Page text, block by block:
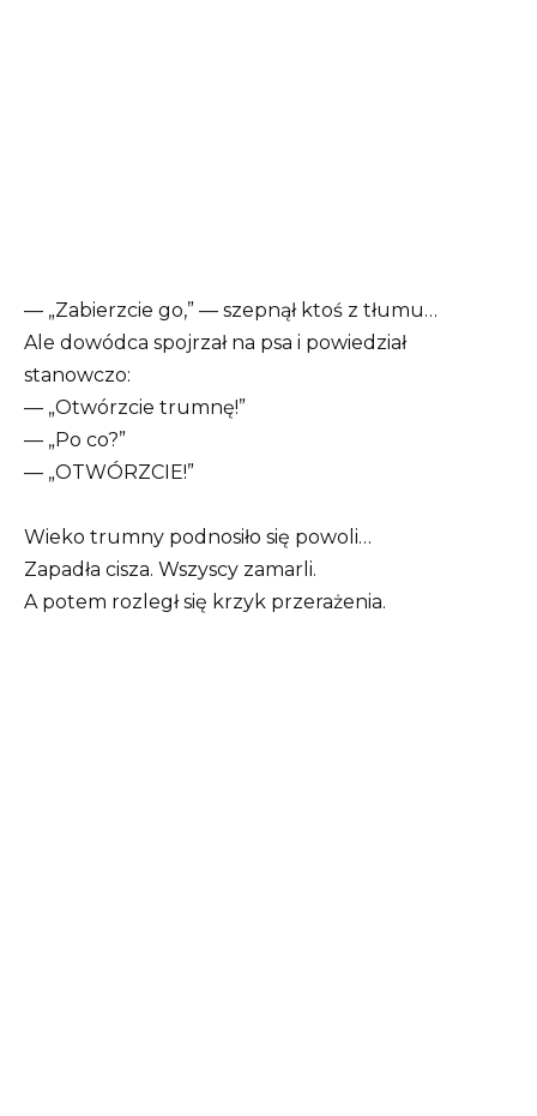
— „Zabierzcie go,” — szepnął ktoś z tłumu…
Ale dowódca spojrzał na psa i powiedział
stanowczo:
— „Otwórzcie trumnę!”
— „Po co?”
— „OTWÓRZCIE!”
Wieko trumny podnosiło się powoli…
Zapadła cisza. Wszyscy zamarli.
A potem rozległ się krzyk przerażenia.